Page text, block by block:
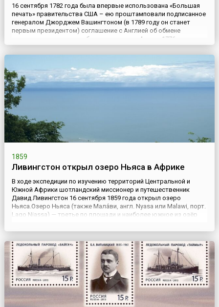
16 сентября 1782 года была впервые использована «Большая
печать» правительства США – ею проштамповали подписанное
генералом Джорджем Вашингтоном (в 1789 году он станет
первым президентом) соглашение с Англией об обмене
пленными и улучшении обращения с ними. 4 июля 1776 года
перед Бенджамином Франклином, Джоном Адамсом и Томасом
Джефферсоном была поставлена задача создать печать США
1859
Ливингстон открыл озеро Ньяса в Африке
В ходе экспедиции по изучению территорий Центральной и
Южной Африки шотландский миссионер и путешественник
Давид Ливингстон 16 сентября 1859 года открыл озеро
Ньяса.Озеро Ньяса (также Мала́ви, англ. Nyasa или Malawi, порт.
Lago Niassa) — третье по площади и наиболее южное из озёр
пролегает с севера на юг, протяжённость 560 км, глубина 706 м.
Эт...